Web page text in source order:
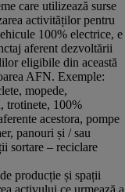
care utilizează surse
activităților pentru
100% electrice, e
aferent dezvoltării
eligibile din această
AFN. Exemple:
mopede,
trotinete, 100%
acestora, pompe
panouri și / sau
sortare – reciclare
producție și spații
activului ce urmează a